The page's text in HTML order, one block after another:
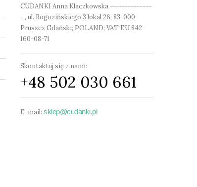
CUDANKI Anna Klaczkowska --------------
- , ul. Rogozińskiego 3 lokal 26; 83-000
Pruszcz Gdański; POLAND; VAT EU 842-
160-08-71
Skontaktuj się z nami:
+48 502 030 661
E-mail: sklep@cudanki.pl